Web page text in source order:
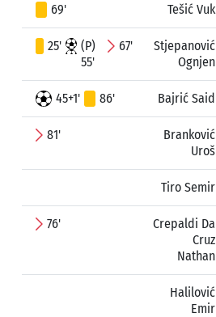
69' Tešić Vuk
25'
(P)
55'
67'
Stjepanović
Ognjen
45+1' 86' Bajrić Said
81'
Branković
Uroš
Tiro Semir
76'
Crepaldi Da
Cruz
Nathan
Halilović
Emir